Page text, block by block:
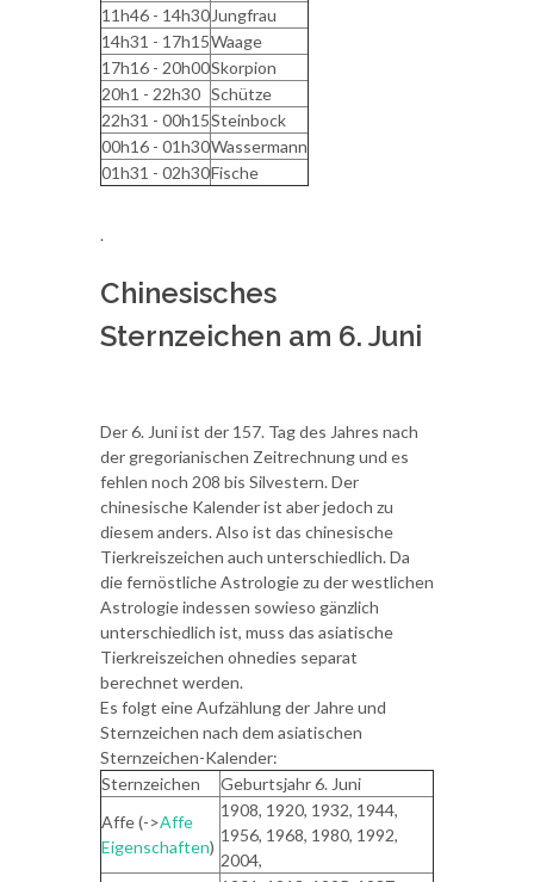
11h46 - 14h30 Jungfrau
14h31 - 17h15Waage
17h16 - 20h00Skorpion
20h1 - 22h30 Schütze
22h31 - 00h15Steinbock
00h16 - 01h30Wassermann
01h31 - 02h30Fische
.
Chinesisches
Sternzeichen am 6. Juni
Der 6. Juni ist der 157. Tag des Jahres nach
der gregorianischen Zeitrechnung und es
fehlen noch 208 bis Silvestern. Der
chinesische Kalender ist aber jedoch zu
diesem anders. Also ist das chinesische
Tierkreiszeichen auch unterschiedlich. Da
die fernöstliche Astrologie zu der westlichen
Astrologie indessen sowieso gänzlich
unterschiedlich ist, muss das asiatische
Tierkreiszeichen ohnedies separat
berechnet werden.
Es folgt eine Aufzählung der Jahre und
Sternzeichen nach dem asiatischen
Sternzeichen-Kalender:
Sternzeichen
Geburtsjahr 6. Juni
Affe (->Affe
Eigenschaften)
1908, 1920, 1932, 1944,
1956, 1968, 1980, 1992,
2004,